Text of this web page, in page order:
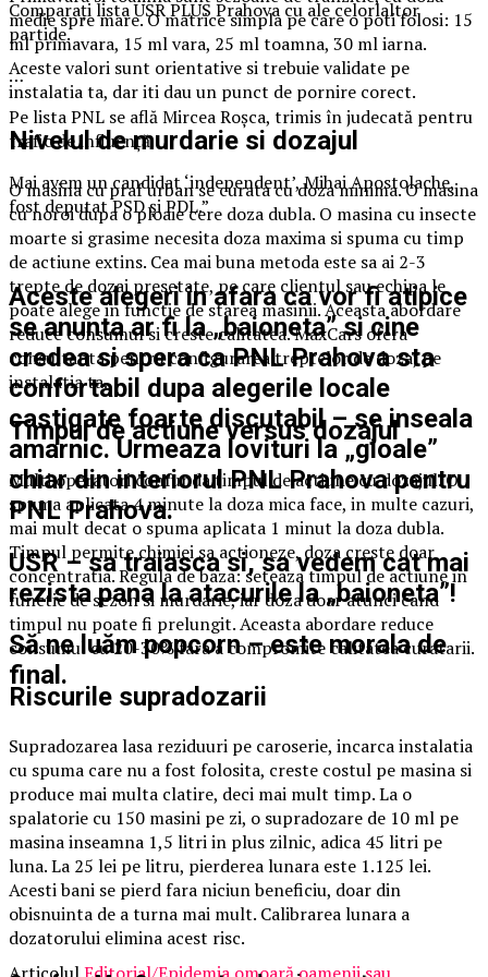
Comparați lista USR PLUS Prahova cu ale celorlaltor
partide.
…
Pe lista PNL se află Mircea Roșca, trimis în judecată pentru
trafic de influență.
Mai avem un candidat ‘independent’, Mihai Apostolache,
fost deputat PSD și PDL.”
Aceste alegeri in afara ca vor fi atipice
se anunta ar fi la „baioneta” si cine
credea si spera ca PNL Prahova sta
confortabil dupa alegerile locale
castigate foarte discutabil – se inseala
amarnic. Urmeaza lovituri la „gioale”
chiar din interiorul PNL Prahova pentru
PNL Prahova.
USR – sa traiasca si, sa vedem cat mai
rezista pana la atacurile la „baioneta”!
Să ne luăm popcorn – este morala de
final.
medie spre mare. O matrice simpla pe care o poti folosi: 15
ml primavara, 15 ml vara, 25 ml toamna, 30 ml iarna.
Aceste valori sunt orientative si trebuie validate pe
instalatia ta, dar iti dau un punct de pornire corect.
Nivelul de murdarie si dozajul
O masina cu praf urban se curata cu doza minima. O masina
cu noroi dupa o ploaie cere doza dubla. O masina cu insecte
moarte si grasime necesita doza maxima si spuma cu timp
de actiune extins. Cea mai buna metoda este sa ai 2-3
trepte de dozaj presetate, pe care clientul sau echipa le
poate alege in functie de starea masinii. Aceasta abordare
reduce consumul si creste calitatea. MaxCars ofera
consultanta pentru configurarea treptelor de dozaj pe
instalatia ta.
Timpul de actiune versus dozajul
Multi operatori confunda timpul de actiune cu dozajul. O
spuma aplicata 4 minute la doza mica face, in multe cazuri,
mai mult decat o spuma aplicata 1 minut la doza dubla.
Timpul permite chimiei sa actioneze, doza creste doar
concentratia. Regula de baza: seteaza timpul de actiune in
functie de sezon si murdarie, iar doza doar atunci cand
timpul nu poate fi prelungit. Aceasta abordare reduce
consumul cu 20-30% fara a compromite calitatea curatarii.
Riscurile supradozarii
Supradozarea lasa reziduuri pe caroserie, incarca instalatia
cu spuma care nu a fost folosita, creste costul pe masina si
produce mai multa clatire, deci mai mult timp. La o
spalatorie cu 150 masini pe zi, o supradozare de 10 ml pe
masina inseamna 1,5 litri in plus zilnic, adica 45 litri pe
luna. La 25 lei pe litru, pierderea lunara este 1.125 lei.
Acesti bani se pierd fara niciun beneficiu, doar din
obisnuinta de a turna mai mult. Calibrarea lunara a
dozatorului elimina acest risc.